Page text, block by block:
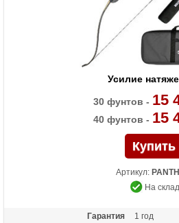
Усилие
30 фунтов - 15
40 фунтов - 15
Артикул:
На
Гарантия 1 год